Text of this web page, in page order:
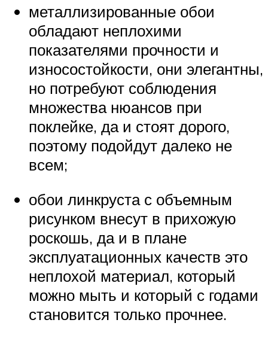
металлизированные обои
обладают неплохими
показателями прочности и
износостойкости, они элегантны,
но потребуют соблюдения
множества нюансов при
поклейке, да и стоят дорого,
поэтому подойдут далеко не
всем;
обои линкруста с объемным
рисунком внесут в прихожую
роскошь, да и в плане
эксплуатационных качеств это
неплохой материал, который
можно мыть и который с годами
становится только прочнее.